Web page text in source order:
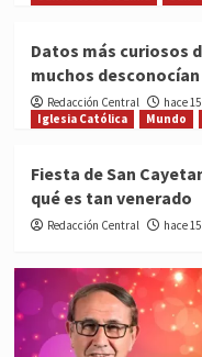
Datos más curiosos
muchos desconocían
Redacción Central
hace
Iglesia Católica
Mundo
Fiesta de San
qué es tan venerado
Redacción Central hace